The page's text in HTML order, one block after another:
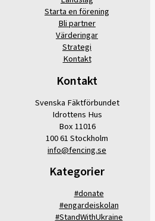
Starta en förening
Bli partner
Värderingar
Strategi
Kontakt
Kontakt
Svenska Fäktförbundet
Idrottens Hus
Box 11016
100 61 Stockholm
info@fencing.se
Kategorier
#donate
#engardeiskolan
#StandWithUkraine